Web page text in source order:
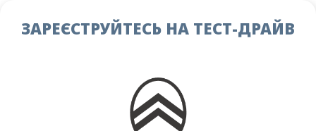
ЗАРЕЄСТРУЙТЕСЬ НА ТЕСТ-ДРАЙВ